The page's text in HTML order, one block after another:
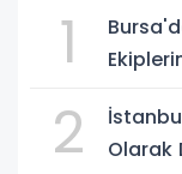
1
2
Olarak